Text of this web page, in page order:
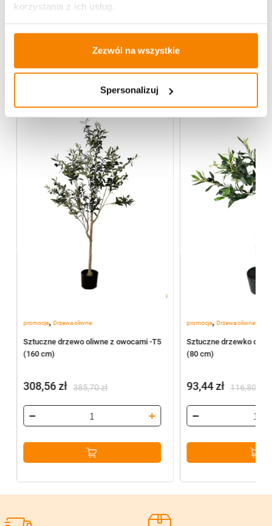
korzystania z ich usług.
Zezwól na wszystkie
Spersonalizuj
Więcej z kategorii Kwiaty sztuczne
promocje, Drzewa oliwne
Sztuczne drzewo oliwne z owocami -T5
(160 cm)
-20%
385,70zł
cena
wynosiła:
385,70 zł.
308,56zł
cena
wynosi:
308,56 zł.
promocje,Drzewa oliwne
Sztuczne drzewko
(80 cm)
116,80
cena
wynosiła:
116,80 zł.
93,44zł
cena
wynosi:
93,44 zł.